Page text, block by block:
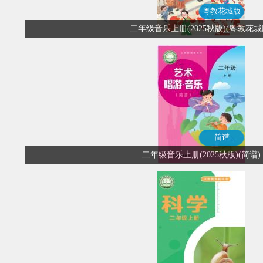
粤教花城版
二年级音乐上册(2025秋版)(粤教花
简谱
二年级音乐上册(2025秋版)(简谱)